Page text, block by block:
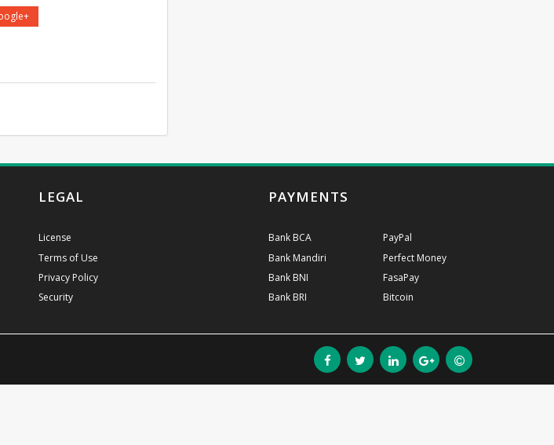
LEGAL
License
Terms of Use
Privacy Policy
Security
PAYMENTS
Bank BCA
Bank Mandiri
Bank BNI
Bank BRI
PayPal
Perfect Money
FasaPay
Bitcoin